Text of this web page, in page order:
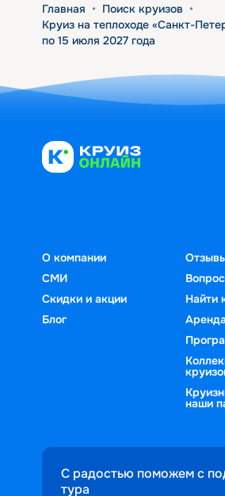
Главная • Поиск круизов •
Круиз на теплоходе «Санкт-
по 15 июля 2027 года
О компании
СМИ
Скидки и акции
Блог
Найти
наши
С радостью поможем с
тура